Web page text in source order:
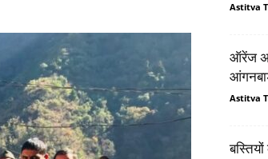
Astitva
ऑरेंज
Astitva